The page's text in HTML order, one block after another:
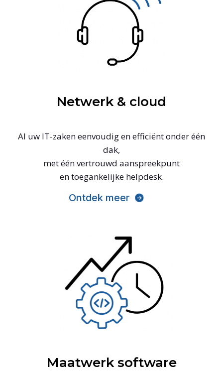
Netwerk & cloud
Al uw IT-zaken eenvoudig en efficiënt onder één
dak,
met één vertrouwd aanspreekpunt
en toegankelijke helpdesk.
Ontdek meer
Maatwerk software